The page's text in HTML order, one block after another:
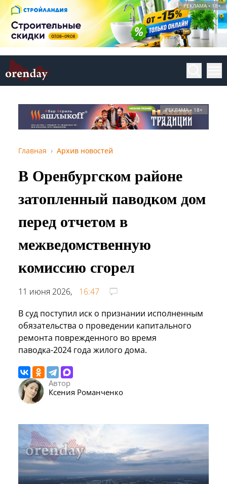
РЕКЛАМА • 18+
РЕКЛАМА • 18+
Главная Архив новостей
В Оренбургском районе
затопленный паводком дом
перед отчетом в
межведомственную
комиссию сгорел
11 июня 2026,
16:47
В суд поступил иск о признании исполненным
обязательства о проведении капитального
ремонта поврежденного во время
паводка-2024 года жилого дома.
Автор
Ксения Романченко